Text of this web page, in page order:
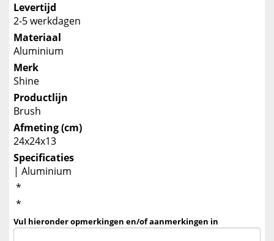
Levertijd
2-5 werkdagen
Materiaal
Aluminium
Merk
Shine
Productlijn
Brush
Afmeting (cm)
24x24x13
Specificaties
| Aluminium
*
*
Vul hieronder opmerkingen en/of aanmerkingen in